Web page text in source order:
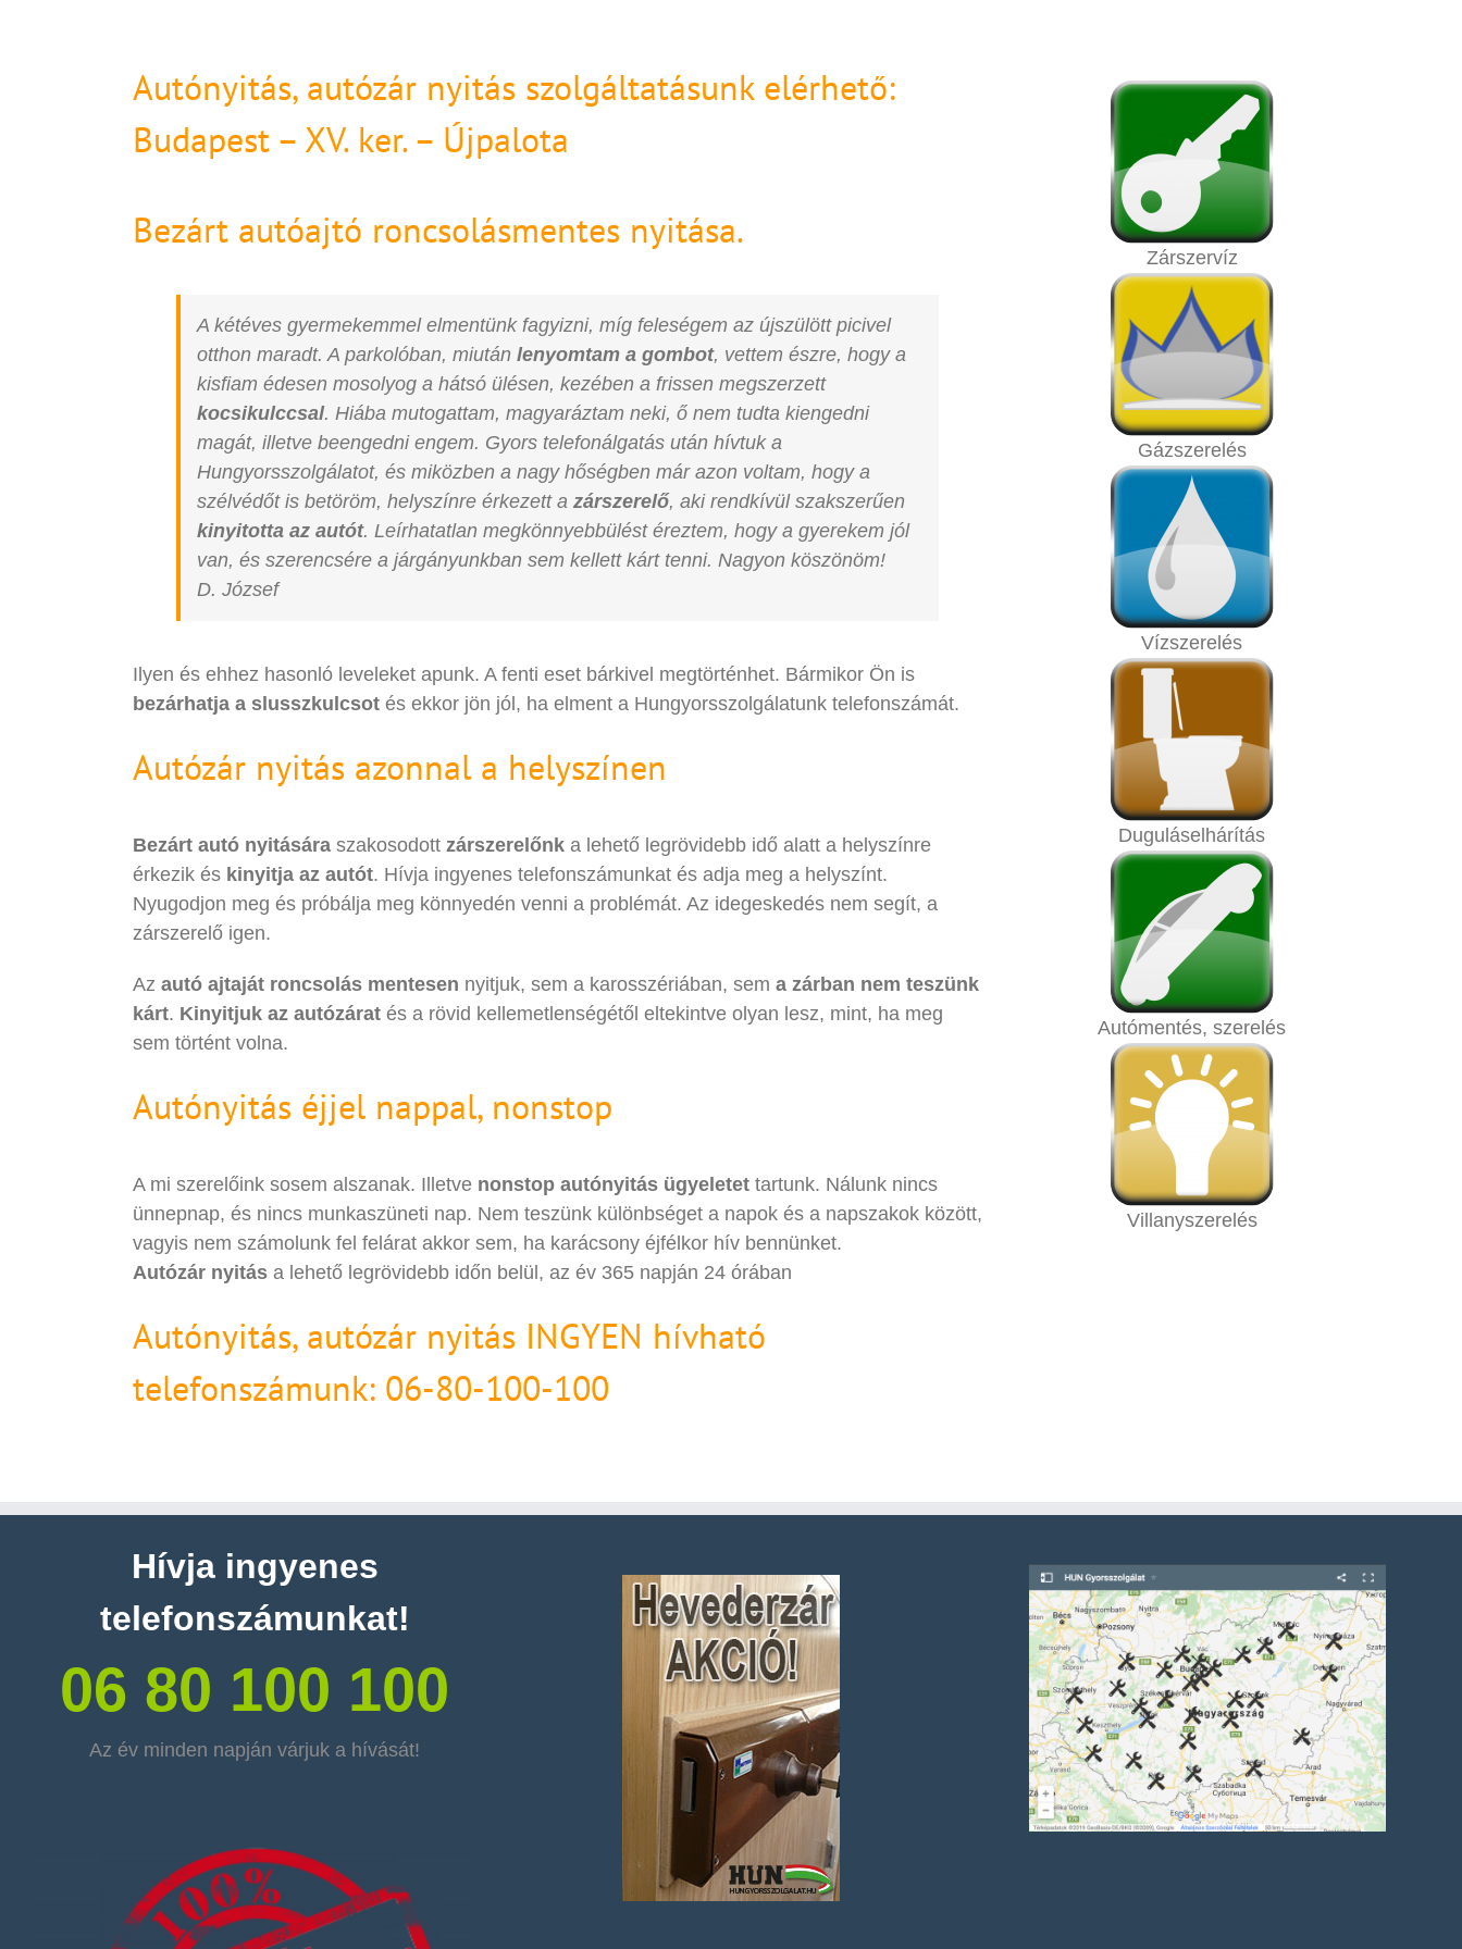
Autónyitás, autózár nyitás szolgáltatásunk elérhető:
Budapest – XV. ker. – Újpalota
Bezárt autóajtó roncsolásmentes nyitása.
A kétéves gyermekemmel elmentünk fagyizni, míg feleségem az újszülött picivel
otthon maradt. A parkolóban, miután lenyomtam a gombot, vettem észre, hogy a
kisfiam édesen mosolyog a hátsó ülésen, kezében a frissen megszerzett
kocsikulccsal. Hiába mutogattam, magyaráztam neki, ő nem tudta kiengedni
magát, illetve beengedni engem. Gyors telefonálgatás után hívtuk a
Hungyorsszolgálatot, és miközben a nagy hőségben már azon voltam, hogy a
szélvédőt is betöröm, helyszínre érkezett a zárszerelő, aki rendkívül szakszerűen
kinyitotta az autót. Leírhatatlan megkönnyebbülést éreztem, hogy a gyerekem jól
van, és szerencsére a járgányunkban sem kellett kárt tenni. Nagyon köszönöm!
D. József
Ilyen és ehhez hasonló leveleket apunk. A fenti eset bárkivel megtörténhet. Bármikor Ön is
bezárhatja a slusszkulcsot és ekkor jön jól, ha elment a Hungyorsszolgálatunk telefonszámát.
Autózár nyitás azonnal a helyszínen
Bezárt autó nyitására szakosodott zárszerelőnk a lehető legrövidebb idő alatt a helyszínre
érkezik és kinyitja az autót. Hívja ingyenes telefonszámunkat és adja meg a helyszínt.
Nyugodjon meg és próbálja meg könnyedén venni a problémát. Az idegeskedés nem segít, a
zárszerelő igen.
Az autó ajtaját roncsolás mentesen nyitjuk, sem a karosszériában, sem a zárban nem teszünk
kárt. Kinyitjuk az autózárat és a rövid kellemetlenségétől eltekintve olyan lesz, mint, ha meg
sem történt volna.
Autónyitás éjjel nappal, nonstop
A mi szerelőink sosem alszanak. Illetve nonstop autónyitás ügyeletet tartunk. Nálunk nincs
ünnepnap, és nincs munkaszüneti nap. Nem teszünk különbséget a napok és a napszakok között,
vagyis nem számolunk fel felárat akkor sem, ha karácsony éjfélkor hív bennünket.
Autózár nyitás a lehető legrövidebb időn belül, az év 365 napján 24 órában
Autónyitás, autózár nyitás INGYEN hívható
telefonszámunk: 06-80-100-100
Zárszervíz
Gázszerelés
Vízszerelés
Duguláselhárítás
Autómentés, szerelés
Villanyszerelés
Hívja ingyenes
telefonszámunkat!
06 80 100 100
Az év minden napján várjuk a hívását!